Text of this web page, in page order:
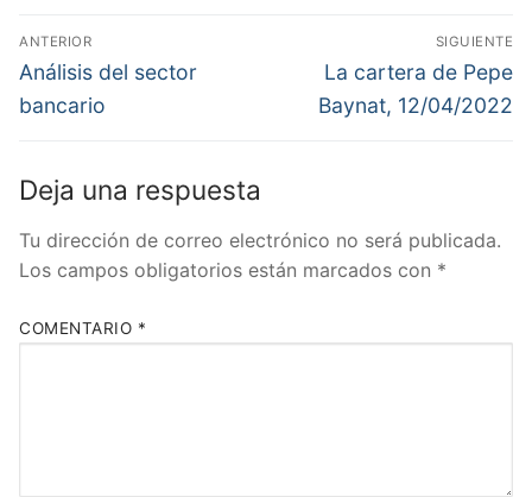
Navegación
de
entradas
ANTERIOR
Entrada
anterior:
Análisis del sector
bancario
SIGUIENTE
Entrada
siguiente:
La cartera de Pepe
Baynat, 12/04/2022
Deja una respuesta
Tu dirección de correo electrónico no será publicada.
Los campos obligatorios están marcados con *
COMENTARIO *